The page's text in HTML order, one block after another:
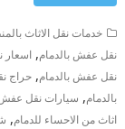
خدمات نقل الاثاث
نقل عفش بالدمام,اسعار
نقل عفش بالدمام,حراج
بالدمام, سيارات نقل عفش
اثاث من الاحساء للدمام,